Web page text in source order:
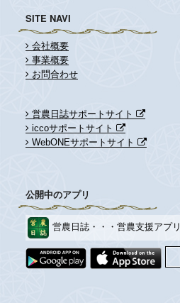
SITE NAVI
会社概要
事業概要
お問合わせ
営農日誌サポートサイト
iccoサポートサイト
WebONEサポートサイト
公開中のアプリ
営農日誌・・・営農支援アプリ